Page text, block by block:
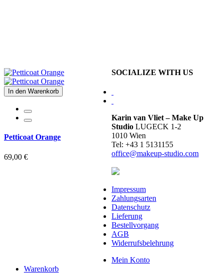
In den Warenkorb
Petticoat Orange
69,00 €
SOCIALIZE WITH US
Karin van Vliet – Make Up
Studio LUGECK 1-2
1010 Wien
Tel: +43 1 5131155
office@makeup-studio.com
Impressum
Zahlungsarten
Datenschutz
Lieferung
Bestellvorgang
AGB
Widerrufsbelehrung
Mein Konto
Warenkorb